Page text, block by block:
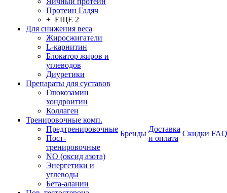
Протеин Гадяч
+ ЕЩЕ 2
Для снижения веса
Жиросжигатели
L-карнитин
Блокатор жиров и
углеводов
Диуретики
Препараты для суставов
Глюкозамин
хондроитин
Коллаген
Тренировочные комп.
Предтренировочные
Пост-
тренировочные
NO (оксид азота)
Энергетики и
углеводы
Бета-аланин
Бренды
Доставка
и оплата
Скидки FAQ